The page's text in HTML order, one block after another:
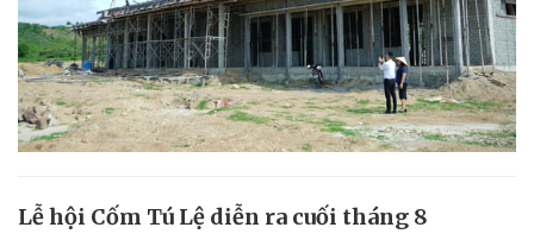
Lễ hội Cốm Tú Lệ diễn ra cuối tháng 8